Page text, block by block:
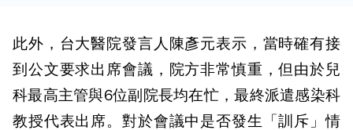
此外，台大醫院發言人陳彥元表示，當時確有接
到公文要求出席會議，院方非常慎重，但由於兒
科最高主管與6位副院長均在忙，最終派遣感染科
教授代表出席。對於會議中是否發生「訓斥」情